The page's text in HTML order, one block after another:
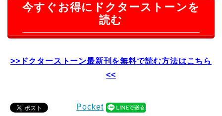
今すぐお得にドクターストーンを
読む
>>ドクターストーン最新刊を無料で読む方法はこちら
<<
Pocket